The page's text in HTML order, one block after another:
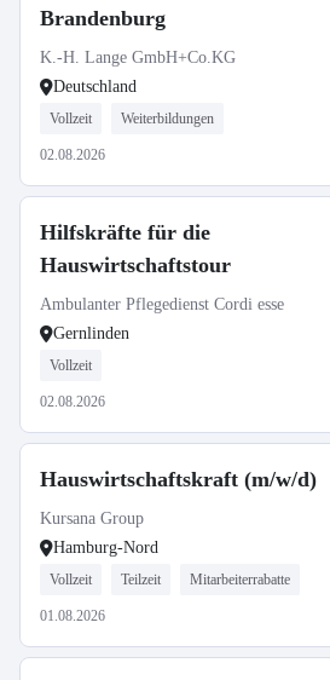
Brandenburg
K.-H. Lange GmbH+Co.KG
Deutschland
Vollzeit Weiterbildungen
02.08.2026
Hilfskräfte für die
Hauswirtschaftstour
Ambulanter Pflegedienst Cordi esse
Gernlinden
Vollzeit
02.08.2026
Hauswirtschaftskraft (m/w/d)
Kursana Group
Hamburg-Nord
Vollzeit Teilzeit Mitarbeiterrabatte
01.08.2026